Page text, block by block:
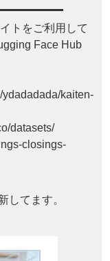
トをご利用して
Face Hub
ydadadada/kaiten-
datasets/
closings-
してます。